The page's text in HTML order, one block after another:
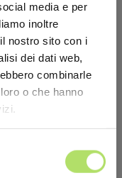
media e per
inoltre
nostro sito con i
dei dati web,
combinarle
o che hanno
per
Bilancio 2019
e all’installazione
ricevere